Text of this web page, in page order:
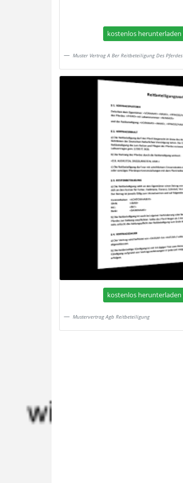
kostenlos herunterladen
Muster Vertrag A Ber Reitbeteiligung Des Pferdes
kostenlos herunterladen
Mustervertrag Agb Reitbeteiligung